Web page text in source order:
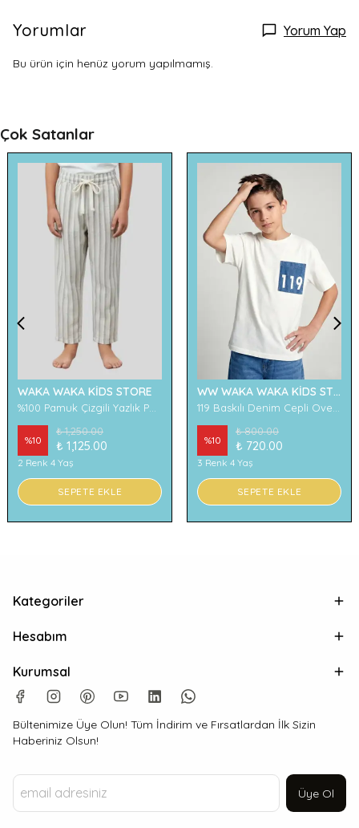
Yorumlar Yorum Yap
Bu ürün için henüz yorum yapılmamış.
Çok Satanlar
WAKA WAKA KİDS STORE
%10
₺ 1,250.00
₺ 1,125.00
2 Renk 4 Yaş
SEPETE EKLE
WW WAKA WAKA KİDS STORE
%10
₺ 800.00
₺ 720.00
3 Renk 4 Yaş
SEPETE EKLE
Kategoriler
Hesabım
Kurumsal
Bültenimize Üye Olun! Tüm İndirim ve Fırsatlardan İlk Sizin
Haberiniz Olsun!
Üye Ol